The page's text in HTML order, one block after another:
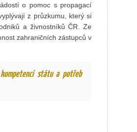
o pomoc s propagací
z průzkumu, který si
a živnostníků ČR. Ze
zahraničních zástupců v
státu a potřeb